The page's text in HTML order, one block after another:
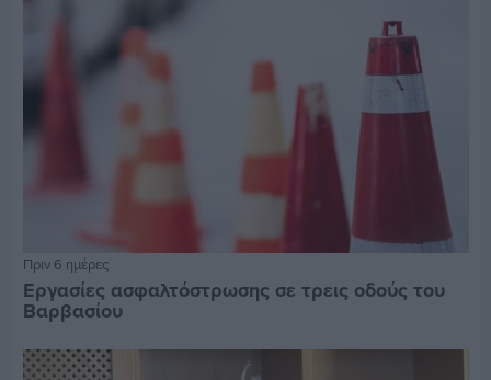
Πριν 6 ημέρες
Εργασίες ασφαλτόστρωσης σε τρεις οδούς του
Βαρβασίου